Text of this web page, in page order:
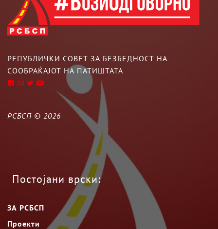
РЕПУБЛИЧКИ СОВЕТ ЗА БЕЗБЕДНОСТ НА
СООБРАЌАЈОТ НА ПАТИШТАТА
РСБСП © 2026
Постојани врски:
ЗА РСБСП
Проекти